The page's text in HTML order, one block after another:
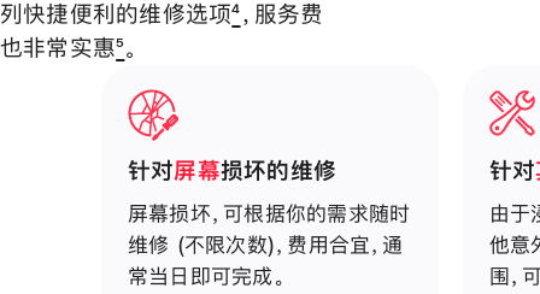
列快捷便利的维修选项4， 服务费
也非常实惠5。
针对屏幕损坏的维修
屏幕损坏，可根据你的需求随时
维修 (不限次数)，费用合宜，通
常当日即可完成。
针对
由于
他意
围，